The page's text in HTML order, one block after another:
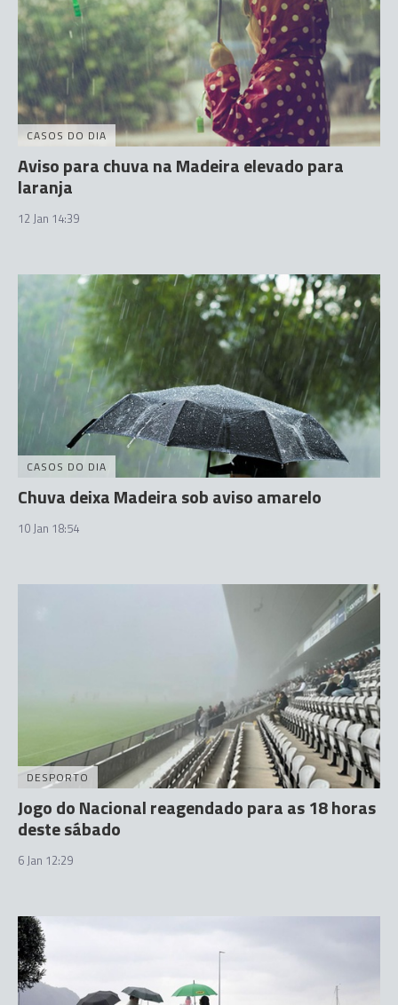
CASOS DO DIA
Aviso para chuva na Madeira elevado para
laranja
12 Jan 14:39
CASOS DO DIA
Chuva deixa Madeira sob aviso amarelo
10 Jan 18:54
DESPORTO
Jogo do Nacional reagendado para as 18 horas
deste sábado
6 Jan 12:29